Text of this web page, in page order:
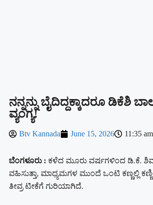
ನನ್ನನ್ನು ಬೈದಿದ್ದಕ್ಕಾದರೂ ಡಿಕೆಶಿ
ವ್ಯಂಗ್ಯ!
Btv Kannada June 15, 2026 11:35 am
ಬೆಂಗಳೂರು : ಕಳೆದ ಮೂರು ವರ್ಷಗಳಿಂದ ಡಿ.ಕೆ.
ವಹಿಸುತ್ತಾ, ಮಾಧ್ಯಮಗಳ ಮುಂದೆ ಒಂಟಿ ಕಣ್ಣಲ್ಲಿ
ತೀವ್ರ ಟೀಕೆಗೆ ಗುರಿಯಾಗಿದೆ.